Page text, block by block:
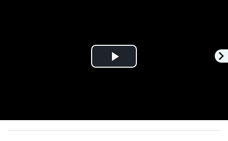
Play